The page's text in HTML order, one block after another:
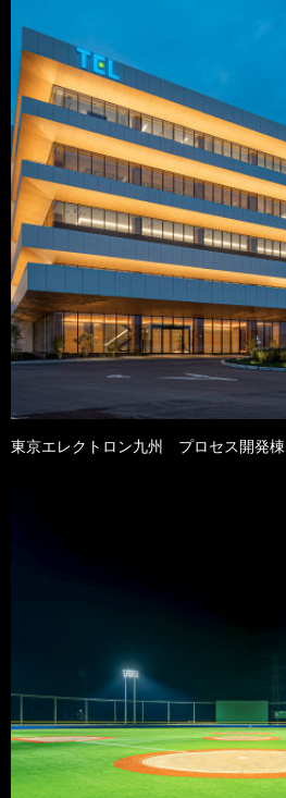
東京エレクトロン九州 プロセス開発棟